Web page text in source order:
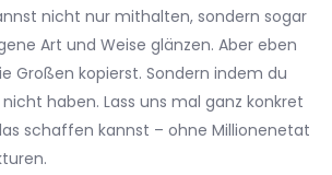
nicht nur mithalten, sondern sogar
Art und Weise glänzen. Aber eben
Großen kopierst. Sondern indem du
haben. Lass uns mal ganz konkret
schaffen kannst – ohne Millionenetat